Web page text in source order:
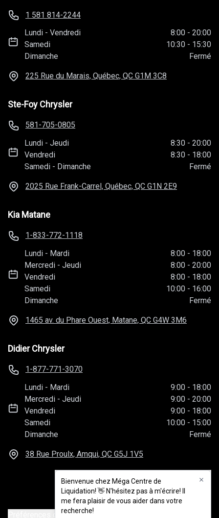
Bienvenue chez Méga Centre de
Liquidation! 👋 N'hésitez pas à m'écrire! Il
me fera plaisir de vous aider dans votre
recherche!
1 581 814-2244
Lundi -Vendredi 8:00 - 20:00
Samedi
10:30 - 15:30
Dimanche
Fermé
225 Rue du Marais, Québec, QC G1M 3C8
Ste-Foy Chrysler
581-705-0805
Lundi -Jeudi 8:30 - 20:00
Vendredi
8:30 - 18:00
Samedi - Dimanche Fermé
2025 Rue Frank-Carrel, Québec, QC G1N 2E9
Kia Matane
1-833-772-1118
Lundi - Mardi 8:00 - 18:00
Mercredi -Jeudi 8:00 - 20:00
Vendredi
8:00 - 18:00
Samedi
10:00 - 16:00
Dimanche
Fermé
1465 av. du Phare Ouest, Matane, QC G4W 3M6
Didier Chrysler
1-877-771-3070
Lundi - Mardi 9:00 - 18:00
Mercredi -Jeudi 9:00 - 20:00
Vendredi
9:00 - 18:00
Samedi
10:00 - 15:00
Dimanche
Fermé
38 Rue Proulx, Amqui, QC G5J 1V5
Préférences de consentement